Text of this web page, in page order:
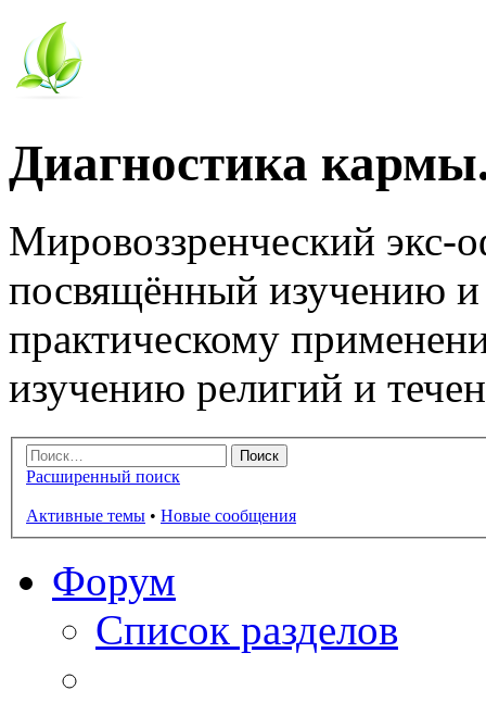
Диагностика
Мировоззренческий
посвящённый изучению
практическому
изучению религий и
Расширенный поиск
Активные темы • Новые сообщения
Форум
Список разделов